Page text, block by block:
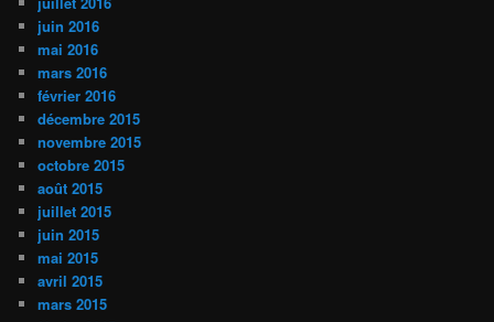
juin 2016
mai 2016
mars 2016
février 2016
décembre 2015
novembre 2015
octobre 2015
août 2015
juillet 2015
juin 2015
mai 2015
avril 2015
mars 2015